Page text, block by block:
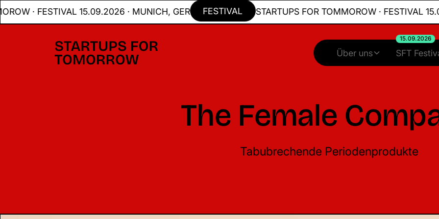
· FESTIVAL 15.09.2026 · MUNICH, GER FESTIVAL STARTUPS FOR TOMMOROW · FESTIVAL
Über uns SFT
15.09.2026
The Female
Tabubrechende Periodenprodukte